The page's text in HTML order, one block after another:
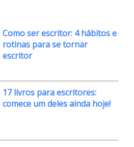
Como ser escritor: 4 hábitos e
rotinas para se tornar
escritor
17 livros para escritores:
comece um deles ainda hoje!